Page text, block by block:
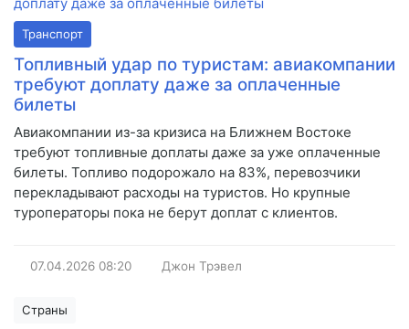
Транспорт
Топливный удар по туристам: авиакомпании
требуют доплату даже за оплаченные
билеты
Авиакомпании из-за кризиса на Ближнем Востоке
требуют топливные доплаты даже за уже оплаченные
билеты. Топливо подорожало на 83%, перевозчики
перекладывают расходы на туристов. Но крупные
туроператоры пока не берут доплат с клиентов.
07.04.2026 08:20 Джон Трэвел
Страны